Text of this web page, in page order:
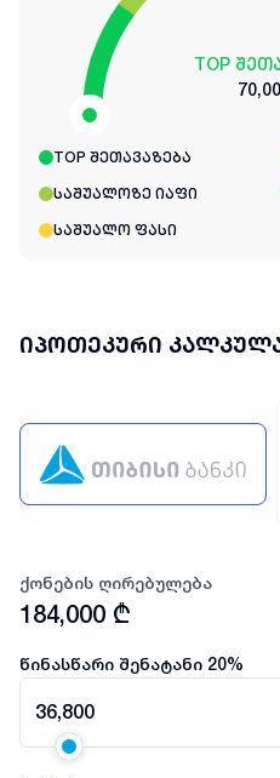
TOP
TOP შეთავაზება
საშუალოზე იაფი
საშუალო ფასი
იპოთეკური
ქონების ღირებულება
184,000 ₾
წინასწარი შენატანი 20%
36,800